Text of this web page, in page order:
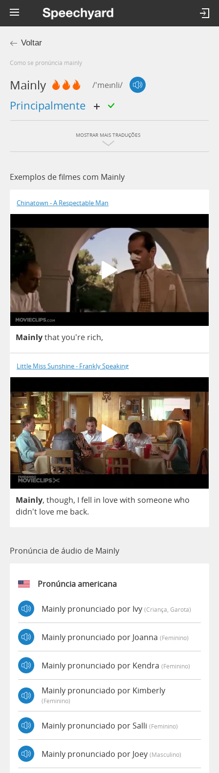
Voltar
Como se pronúncia mainly
Mainly /'meɪnli/
principalmente
MOSTRAR MAIS TRADUÇÕES
Exemplos de filmes com Mainly
Chinatown - A Respectable Man
Mainlythatyou're rich,
Little Miss Sunshine - Frankly Speaking
Mainly, though, I fell in lovewith someonewho
didn't love me back.
Pronúncia de áudio de Mainly
Pronúncia americana
Mainly pronunciado por Ivy (criança, Garota)
Mainly pronunciado por Joanna (feminino)
Mainly pronunciado por Kendra (feminino)
Mainly pronunciado por Kimberly
(feminino)
Mainly pronunciado por Salli (feminino)
Mainly pronunciado por Joey (masculino)